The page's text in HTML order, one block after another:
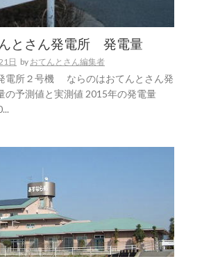
とさん発電所 発電量
日 by おてんとさん編集者
所２号機 ならのはおてんとさん発
予測値と実測値 2015年の発電量